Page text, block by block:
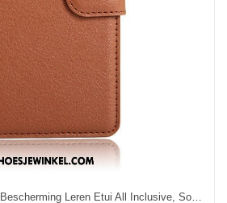
Sony Xperia E5 Hoesje Bescherming Leren Etui All Inclusive, Sony Xperia E5 Hoesje Hoes Portemonnee Braun